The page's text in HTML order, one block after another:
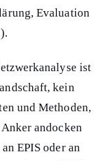
Evaluation
ist
kein
und Methoden,
andocken
EPIS oder an